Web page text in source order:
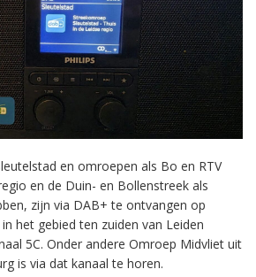
en omroepen als Bo en RTV
en de Duin- en Bollenstreek als
zijn via DAB+ te ontvangen op
het gebied ten zuiden van Leiden
5C. Onder andere Omroep Midvliet uit
is via dat kanaal te horen.